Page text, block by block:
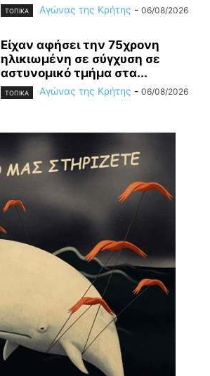
ΤΟΠΙΚΑ Αγώνας της Κρήτης - 06/08/2026
Είχαν αφήσει την 75χρονη
ηλικιωμένη σε σύγχυση σε
αστυνομικό τμήμα στα...
ΤΟΠΙΚΑ Αγώνας της Κρήτης - 06/08/2026